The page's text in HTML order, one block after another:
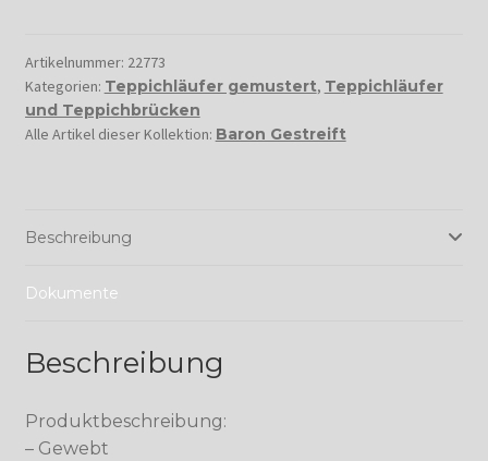
Artikelnummer: 22773
Kategorien: Teppichläufer gemustert, Teppichläufer
und Teppichbrücken
Alle Artikel dieser Kollektion: Baron Gestreift
Beschreibung
Dokumente
Beschreibung
Produktbeschreibung:
– Gewebt